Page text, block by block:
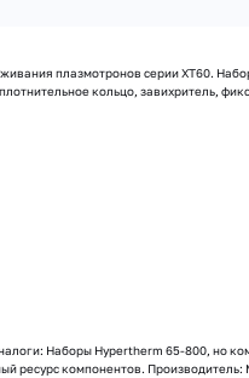
плазмотронов серии XT60.
кольцо, завихритель,
Наборы Hypertherm 65-800, но
ресурс компонентов.